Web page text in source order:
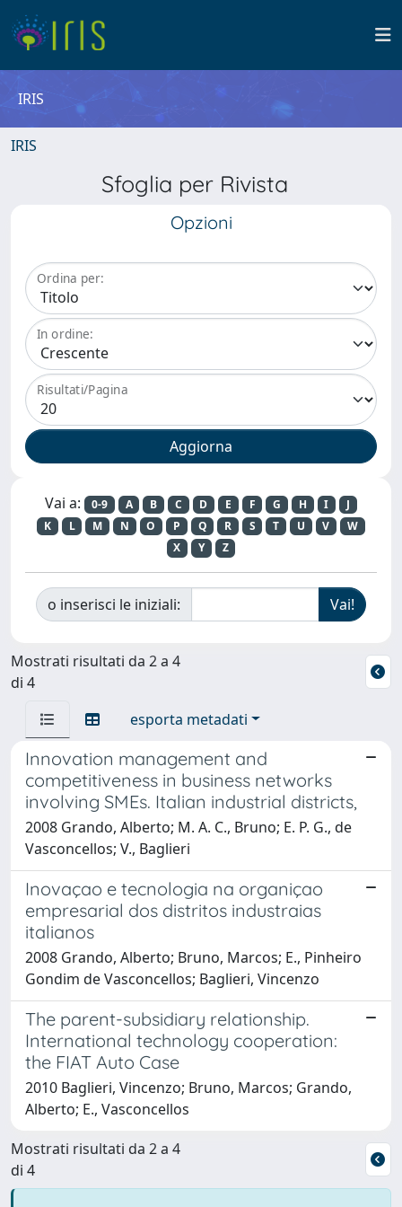
IRIS
IRIS
Sfoglia per Rivista
Opzioni
Ordina per:
In ordine:
Risultati/Pagina
Vai a: 0-9 A B C D E F G H I
J
K
L M N O P Q R S T U V
W
X
Y Z
o inserisci le iniziali:
Mostrati risultati da 2 a 4
di 4
esporta metadati
Innovation management and
competitiveness in business networks
involving SMEs. Italian industrial districts,
2008 Grando, Alberto; M. A. C., Bruno; E. P. G., de
Vasconcellos; V., Baglieri
Inovaçao e tecnologia na organiçao
empresarial dos distritos industraias
italianos
2008 Grando, Alberto; Bruno, Marcos; E., Pinheiro
Gondim de Vasconcellos; Baglieri, Vincenzo
The parent-subsidiary relationship.
International technology cooperation:
the FIAT Auto Case
2010 Baglieri, Vincenzo; Bruno, Marcos; Grando,
Alberto; E., Vasconcellos
Mostrati risultati da 2 a 4
di 4